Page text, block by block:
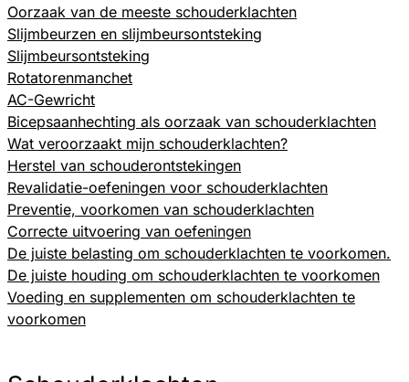
Oorzaak van de meeste schouderklachten
Slijmbeurzen en slijmbeursontsteking
Slijmbeursontsteking
Rotatorenmanchet
AC-Gewricht
Bicepsaanhechting als oorzaak van schouderklachten
Wat veroorzaakt mijn schouderklachten?
Herstel van schouderontstekingen
Revalidatie-oefeningen voor schouderklachten
Preventie, voorkomen van schouderklachten
Correcte uitvoering van oefeningen
De juiste belasting om schouderklachten te voorkomen.
De juiste houding om schouderklachten te voorkomen
Voeding en supplementen om schouderklachten te
voorkomen